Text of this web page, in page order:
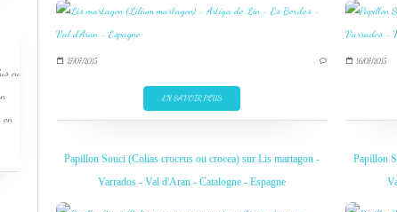
27/07/2015 …
EN SAVOIR PLUS
16/07/2015
Papillon Souci (Colias croceus ou crocea) sur Lis martagon -
Varrados - Val d'Aran - Catalogne - Espagne
Papillon
ou